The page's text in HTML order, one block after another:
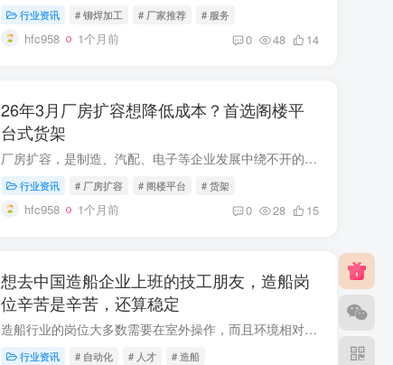
行业资讯 # 铆焊加工 # 厂家推荐 # 服务
hfc958 1个月前 0 48 14
26年3月厂房扩容想降低成本？首选阁楼平
台式货架
厂房扩容，是制造、汽配、电子等企业发展中绕不开的课题。随着订单增长、物料增多，原有仓库空间捉襟见肘，要么堆货杂乱影响作业，要么被迫租赁新厂房、扩建场地，成本压力陡增。
行业资讯 # 厂房扩容 # 阁楼平台 # 货架
hfc958 1个月前 0 28 15
想去中国造船企业上班的技工朋友，造船岗
位辛苦是辛苦，还算稳定
造船行业的岗位大多数需要在室外操作，而且环境相对也比较艰苦，但是收入和稳定情况还可以。中国造船业已形成长三角、环渤海、珠三角三大产业集群
行业资讯 # 自动化 # 人才 # 造船